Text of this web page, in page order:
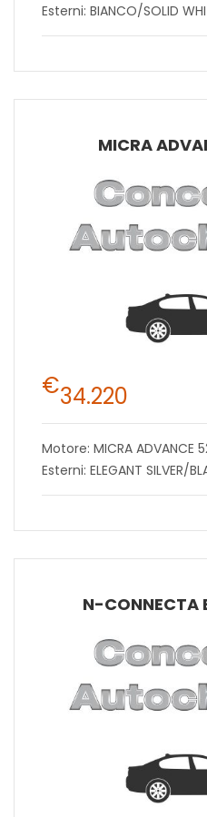
Esterni: BIANCO/SOLID
MICRA
€34.220
Motore: MICRA ADVANCE
Esterni: ELEGANT SILVER/
N-CONNECTA